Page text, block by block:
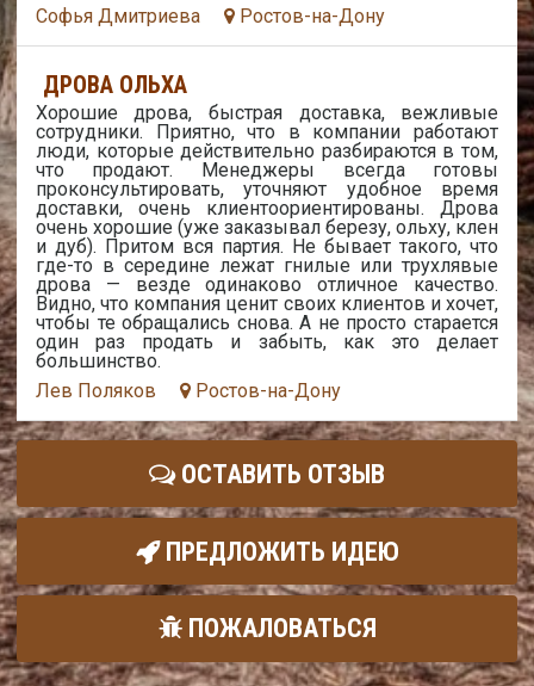
Софья Дмитриева
Ростов-на-Дону
ДРОВА ОЛЬХА
Хорошие дрова, быстрая доставка, вежливые
сотрудники. Приятно, что в компании работают
люди, которые действительно разбираются в том,
что продают. Менеджеры всегда готовы
проконсультировать, уточняют удобное время
доставки, очень клиентоориентированы. Дрова
очень хорошие (уже заказывал березу, ольху, клен
и дуб). Притом вся партия. Не бывает такого, что
где-то в середине лежат гнилые или трухлявые
дрова — везде одинаково отличное качество.
Видно, что компания ценит своих клиентов и хочет,
чтобы те обращались снова. А не просто старается
один раз продать и забыть, как это делает
большинство.
Лев Поляков
Ростов-на-Дону
ОСТАВИТЬ ОТЗЫВ
ПРЕДЛОЖИТЬ ИДЕЮ
ПОЖАЛОВАТЬСЯ